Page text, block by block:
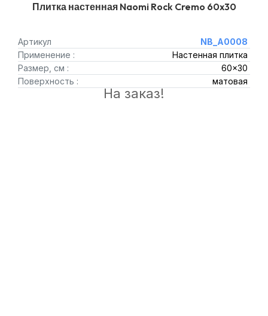
Плитка настенная Naomi Rock Cremo 60x30
Артикул
NB_A0008
Применение :
Настенная плитка
Размер, см :
60x30
Поверхность :
матовая
На заказ!